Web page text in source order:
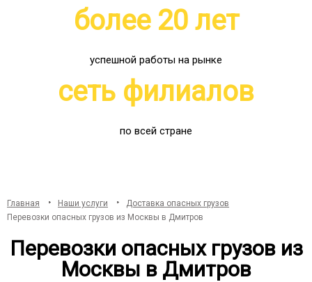
более 20 лет
успешной работы на рынке
сеть филиалов
по всей стране
Главная Наши услуги
Доставка опасных грузов
Перевозки опасных грузов из Москвы в Дмитров
Перевозки опасных грузов из
Москвы в Дмитров